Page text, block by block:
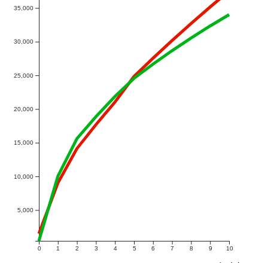
0 1 2 3 4 5 6 7 8 9 10
5,000
10,000
15,000
20,000
25,000
30,000
35,000